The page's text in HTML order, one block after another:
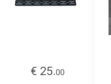
€ 25.00